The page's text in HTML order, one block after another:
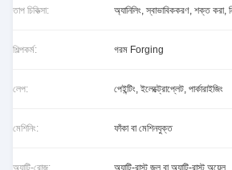
তাপ চিকিত্সা: অ্যানিলিং, স্বাভাবিককরণ, শক্ত করা,
শিল্পকর্ম: গরম Forging
লেপ: পেইন্টিং, ইলেক্ট্রোপ্লেট, পার্কারাইজিং
মেশিনিং: ফাঁকা বা মেশিনযুক্ত
অ্যান্টি-রোজ: অ্যান্টি-রাস্ট জল বা অ্যান্টি-রাস্ট অয়েল